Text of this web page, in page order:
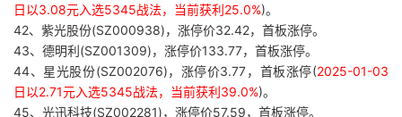
日以3.08元入选5345战法，当前获利25.0%)。
42、紫光股份(SZ000938)，涨停价32.42，首板涨停。
43、德明利(SZ001309)，涨停价133.77，首板涨停。
44、星光股份(SZ002076)，涨停价3.77，首板涨停(2025-01-03
日以2.71元入选5345战法，当前获利39.0%)。
45、光迅科技(SZ002281)，涨停价57.59，首板涨停。